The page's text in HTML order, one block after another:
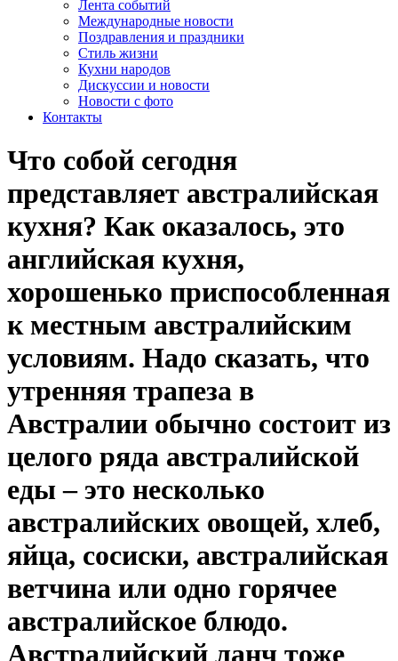
Лента событий
Международные новости
Поздравления и праздники
Cтиль жизни
Кухни народов
Дискуссии и новости
Новости с фото
Контакты
Что собой сегодня
представляет австралийская
кухня? Как оказалось, это
английская кухня,
хорошенько приспособленная
к местным австралийским
условиям. Надо сказать, что
утренняя трапеза в
Австралии обычно состоит из
целого ряда австралийской
еды – это несколько
австралийских овощей, хлеб,
яйца, сосиски, австралийская
ветчина или одно горячее
австралийское блюдо.
Австралийский ланч тоже